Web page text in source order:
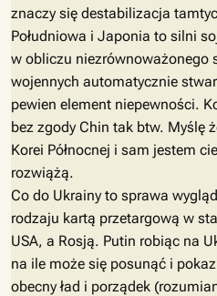
znaczy się destabilizacja
Południowa i Japonia to silni
w obliczu niezrównoważonego
wojennych automatycznie
pewien element niepewności.
bez zgody Chin tak btw. Myślę
Korei Północnej i sam jestem
rozwiążą.
Co do Ukrainy to sprawa
rodzaju kartą przetargową w
USA, a Rosją. Putin robiąc na
na ile może się posunąć i
obecny ład i porządek